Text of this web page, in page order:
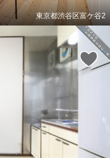
東京都渋谷区富ケ谷2